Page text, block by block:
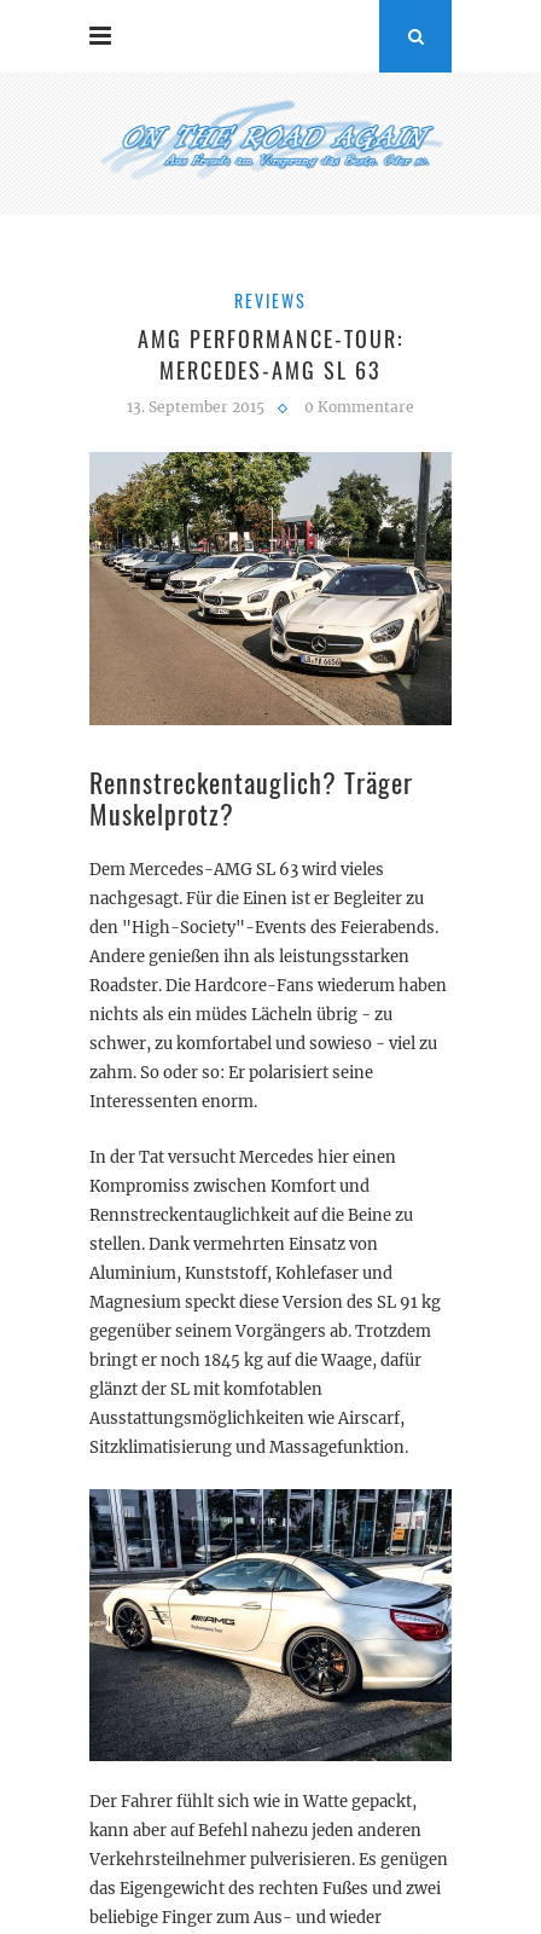
REVIEWS
AMG PERFORMANCE-TOUR:
MERCEDES-AMG SL 63
13. September 2015 0 Kommentare
Rennstreckentauglich? Träger
Muskelprotz?
Dem Mercedes-AMG SL 63 wird vieles
nachgesagt. Für die Einen ist er Begleiter zu
den "High-Society"-Events des Feierabends.
Andere genießen ihn als leistungsstarken
Roadster. Die Hardcore-Fans wiederum haben
nichts als ein müdes Lächeln übrig - zu
schwer, zu komfortabel und sowieso - viel zu
zahm. So oder so: Er polarisiert seine
Interessenten enorm.
In der Tat versucht Mercedes hier einen
Kompromiss zwischen Komfort und
Rennstreckentauglichkeit auf die Beine zu
stellen. Dank vermehrten Einsatz von
Aluminium, Kunststoff, Kohlefaser und
Magnesium speckt diese Version des SL 91 kg
gegenüber seinem Vorgängers ab. Trotzdem
bringt er noch 1845 kg auf die Waage, dafür
glänzt der SL mitkomfotablen
Ausstattungsmöglichkeiten wie Airscarf,
Sitzklimatisierung und Massagefunktion.
Der Fahrer fühlt sich wie in Watte gepackt,
kann aber auf Befehl nahezu jeden anderen
Verkehrsteilnehmer pulverisieren. Es genügen
das Eigengewicht des rechten Fußes und zwei
beliebige Finger zum Aus- und wieder